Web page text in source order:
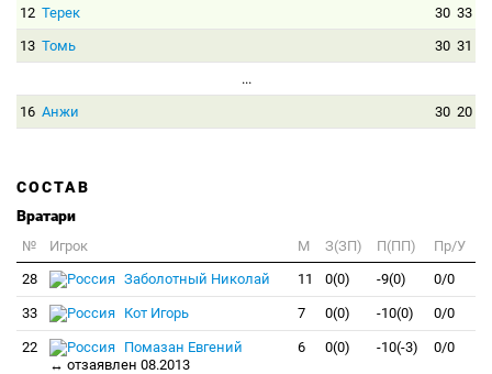
12 Терек 30 33
13 Томь 30 31
...
16 Анжи 30 20
СОСТАВ
Вратари
№ Игрок M З(ЗП) П(ПП)
Пр/У
28
Заболотный Николай 11 0(0) -9(0) 0/0
33 Кот Игорь 7 0(0) -10(0) 0/0
22
Помазан Евгений
↔ отзаявлен 08.2013
6 0(0) -10(-3) 0/0